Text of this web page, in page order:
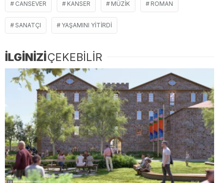
CANSEVER KANSER MÜZIK ROMAN
SANATÇI YAŞAMINI YITIRDI
İLGİNİZİÇEKEBİLİR